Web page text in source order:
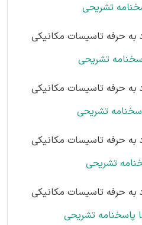
تشریحی
به حرفه تاسیسات مکانیکی
تشریحی
به حرفه تاسیسات مکانیکی
تشریحی
به حرفه تاسیسات مکانیکی
تشریحی
به حرفه تاسیسات مکانیکی
پاسخنامه تشریحی